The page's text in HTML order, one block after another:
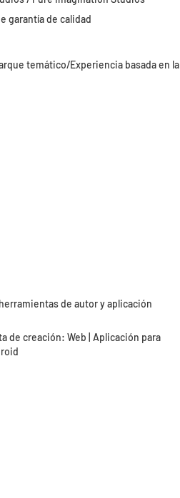
garantía de calidad
temático/Experiencia basada en la
de autor y aplicación
de creación: Web | Aplicación para